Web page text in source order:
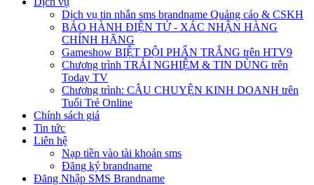
Dịch vụ tin nhắn sms brandname Quảng cáo & CSKH
BẢO HÀNH ĐIỆN TỬ - XÁC NHẬN HÀNG
CHÍNH HÃNG
Gameshow BIỆT ĐỘI PHẤN TRẮNG trên HTV9
Chương trình TRẢI NGHIỆM & TIN DÙNG trên
Today TV
Chương trình: CÂU CHUYỆN KINH DOANH trên
Tuổi Trẻ Online
Chính sách giá
Tin tức
Liên hệ
Nạp tiền vào tài khoản sms
Đăng ký brandname
Đăng Nhập SMS Brandname